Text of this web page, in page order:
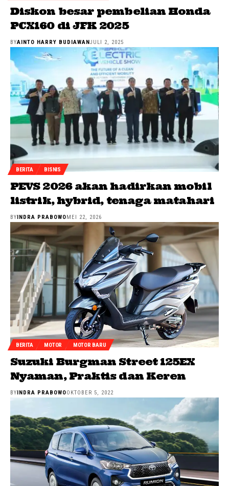
Diskon besar pembelian Honda
PCX160 di JFK 2025
BYAINTO HARRY BUDIAWANJULI 2, 2025
BERITA BISNIS
PEVS 2026 akan hadirkan mobil
listrik, hybrid, tenaga matahari
BY INDRA PRABOWO MEI 22, 2026
BERITA MOTOR MOTOR BARU
Suzuki Burgman Street 125EX
Nyaman, Praktis dan Keren
BY INDRA PRABOWOOKTOBER 5, 2022